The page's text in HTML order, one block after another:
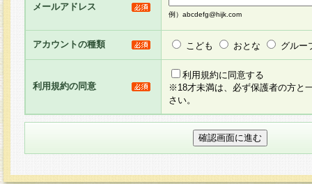
るものです。なお、本サービスは、それぞれの目
員に対して本サービスの依頼を行うこともあり、
た全ての会員に対して本サービスの依頼をすると
りま す。
3.当社は、会員の事前の承諾を得ることなく、当
方 法・手段にて、本規約を任意に制定、変更ま
きるものとします。改定後の本規約等は、本規約
に掲示したときに、その 他の諸規定については
てその効力を生じるものとします。
メールアドレス
例）abcdefg@hijk.com
アカウントの種類 こども おとな グルー
利用規約の同意
利用規約に同意する
※18才未満は、必ず保護者の方と
さい。